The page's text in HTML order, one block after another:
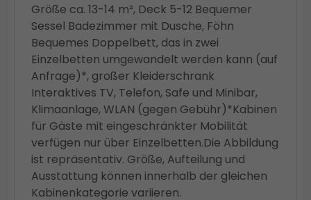
Größe ca. 13-14 m², Deck 5-12 Bequemer
Sessel Badezimmer mit Dusche, Föhn
Bequemes Doppelbett, das in zwei
Einzelbetten umgewandelt werden kann (auf
Anfrage)*, großer Kleiderschrank
Interaktives TV, Telefon, Safe und Minibar,
Klimaanlage, WLAN (gegen Gebühr)*Kabinen
für Gäste mit eingeschränkter Mobilität
verfügen nur über Einzelbetten.Die Abbildung
ist repräsentativ. Größe, Aufteilung und
Ausstattung können innerhalb der gleichen
Kabinenkategorie variieren.